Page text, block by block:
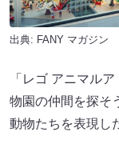
出典: FANY マガジン
「レゴ アニマル
物園の仲間を探そ
動物たちを表現し